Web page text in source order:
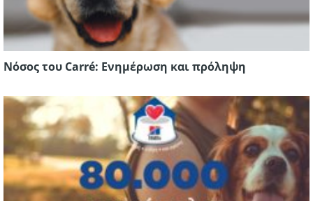
Νόσος του Carré: Ενημέρωση και πρόληψη